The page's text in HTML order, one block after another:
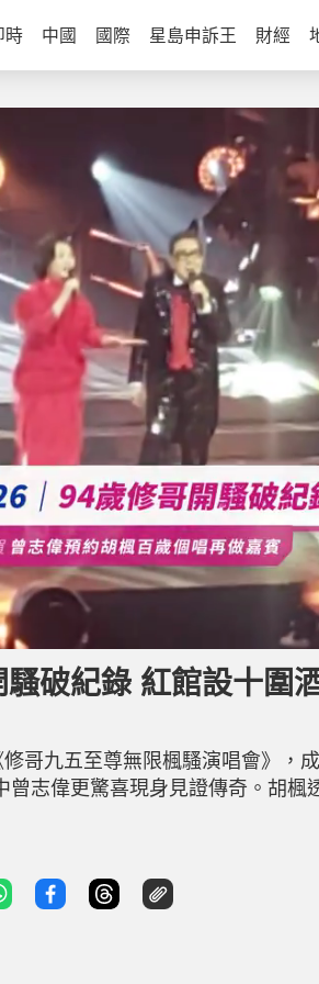
時 中國 國際 星島申訴王 財經
破紀錄 紅館設十圍
哥九五至尊無限楓騷演唱會》，
志偉更驚喜現身見證傳奇。胡楓
偉則在台上大讚胡楓，直言全香港
今晚紅館的巨星陣容簡直比頒獎